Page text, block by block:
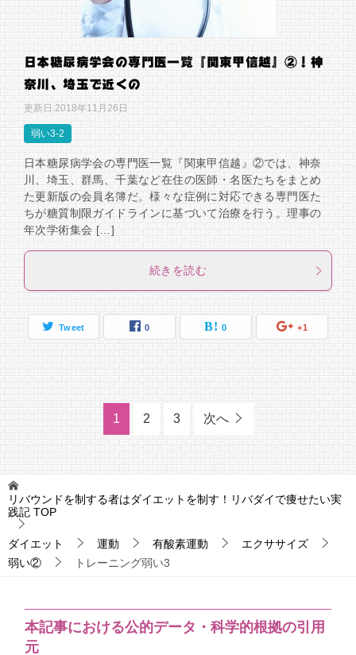
日本糖尿病学会の専門医一覧『関東甲信越』②！神
奈川、埼玉で近くの
更新日:2018年11月26日
弱い3-2
日本糖尿病学会の専門医一覧『関東甲信越』②では、神奈
川、埼玉、群馬、千葉など在住の医師・名医たちをまとめ
た更新版の会員名簿だ。様々な症例に対応できる専門医た
ちが糖質制限ガイドラインに基づいて治療を行う。理事の
年次学術集会 […]
続きを読む
Tweet 0 0 +1
1 2 3 次へ
リバウンドを制する者はダイエットを制す！リバダイで痩せたい実
践記 TOP
ダイエット 運動 有酸素運動
エクササイズ
弱い②
トレーニング弱い3
本記事における公的データ・科学的根拠の引用
元